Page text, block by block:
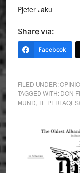
Pjeter Jaku
Share via:
Facebook
FILED UNDER:
TAGGED WITH: DON
MUND TE